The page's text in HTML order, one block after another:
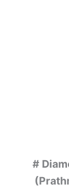
#